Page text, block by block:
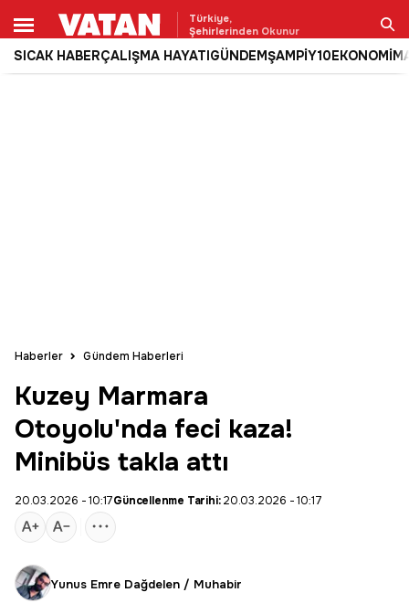
Türkiye,
Şehirlerinden Okunur
SICAK HABERÇALIŞMA HAYATIGÜNDEMŞAMPİY10EKONOMİ
Ara
Haberler Gündem Haberleri
Kuzey Marmara
Otoyolu'nda feci kaza!
Minibüs takla attı
20.03.2026 - 10:17Güncellenme Tarihi:20.03.2026 - 10:17
Yunus Emre Dağdelen / Muhabir